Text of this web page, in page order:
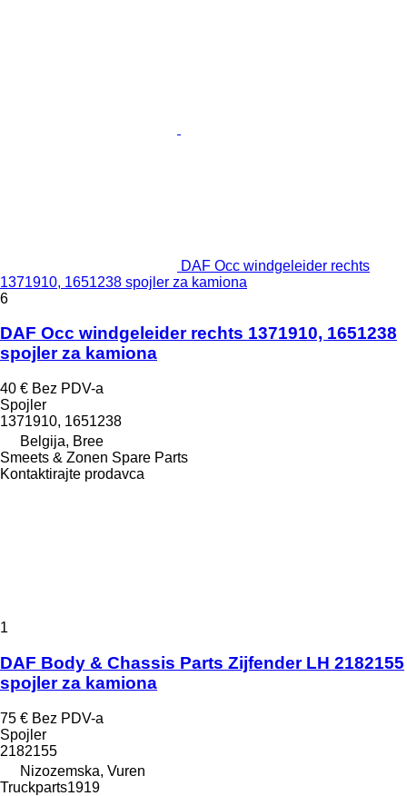
DAF Occ windgeleider rechts
1371910, 1651238 spojler za kamiona
6
DAF Occ windgeleider rechts 1371910, 1651238
spojler za kamiona
40 € Bez PDV-a
Spojler
1371910, 1651238
Belgija, Bree
Smeets & Zonen Spare Parts
Kontaktirajte prodavca
1
DAF Body & Chassis Parts Zijfender LH 2182155
spojler za kamiona
75 € Bez PDV-a
Spojler
2182155
Nizozemska, Vuren
Truckparts1919